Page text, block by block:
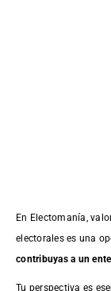
En Electomanía,
electorales es una
contribuyas a un
Tu perspectiva es